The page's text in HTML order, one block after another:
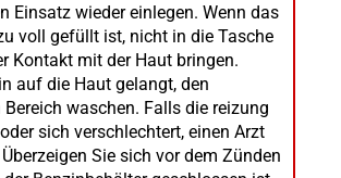
Einsatz wieder einlegen. Wenn das
voll gefüllt ist, nicht in die Tasche
Kontakt mit der Haut bringen.
auf die Haut gelangt, den
waschen. Falls die reizung
sich verschlechtert, einen Arzt
Sie sich vor dem Zünden